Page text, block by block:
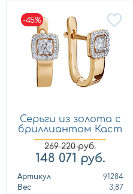
-45%
Серьги из золота с
бриллиантом Каст
ю...
269 220руб.
148 071 руб.
Артикул
91284
Вес
3,87